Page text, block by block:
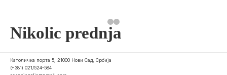
Nikolic prednja
Католичка порта 5, 21000 Нови Сад, Србија
(+381) 021/524-584